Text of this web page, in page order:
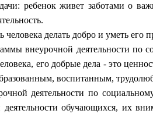
ребенок живет заботами о
делать добро и уметь его
деятельности по
его добрые дела - это
воспитанным,
деятельности по социальному
обучающихся, их